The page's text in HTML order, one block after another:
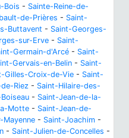
Bois - Sainte-Reine-de-
de-Prières - Saint-
Buttavent - Saint-Georges-
sur-Erve - Saint-
Germain-d'Arcé - Saint-
Gervais-en-Belin - Saint-
Gilles-Croix-de-Vie - Saint-
Riez - Saint-Hilaire-des-
- Saint-Jean-de-la-
Motte - Saint-Jean-de-
Mayenne - Saint-Joachim -
- Saint-Julien-de-Concelles -